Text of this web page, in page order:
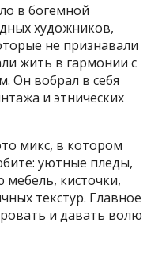
в богемной
художников,
не признавали
жить в гармонии с
Он вобрал в себя
и этнических
микс, в котором
уютные пледы,
кисточки,
текстур. Главное
и давать волю